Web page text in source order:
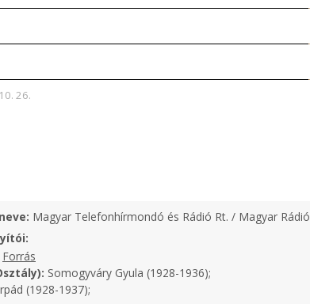
26.
Magyar Telefonhírmondó és Rádió Rt. / Magyar Rádió
Forrás
Somogyváry Gyula (1928-1936);
(1928-1937);